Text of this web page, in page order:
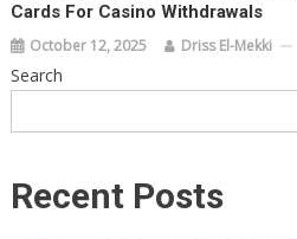
Cards For Casino Withdrawals
October 12, 2025 Driss El-Mekki
Search
Recent Posts